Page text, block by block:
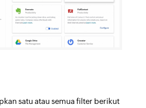
satu atau semua filter berikut